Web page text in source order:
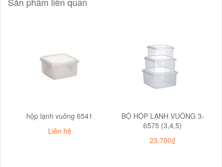
hộp lạnh vuông 6541
Liên hệ
BỘ HỘP LẠNH VUÔNG 3-
6575 (3,4,5)
23.700₫